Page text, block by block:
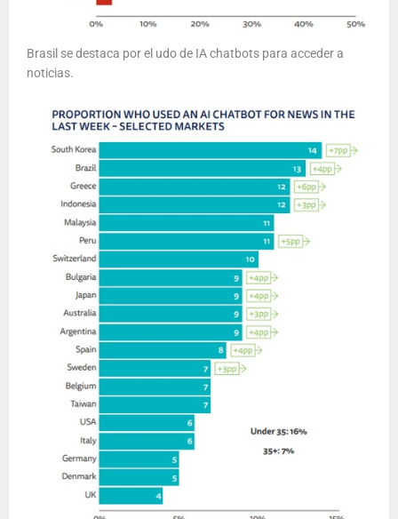
Brasil se destaca por el udo de IA chatbots para acceder a
noticias.